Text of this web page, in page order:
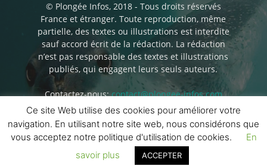
© Plongée Infos, 2018 - Tous droits réservés
France et étranger. Toute reproduction, même
partielle, des textes ou illustrations est interdite
sauf accord écrit de la rédaction. La rédaction
n’est pas responsable des textes et illustrations
publiés, qui engagent leurs seuls auteurs.
Contactez-nous:contact@plongee-infos.com
Ce site Web utilise des cookies pour améliorer votre
navigation. En utilisant notre site web, nous considérons que
vous acceptez notre politique d'utilisation de cookies.
En
savoir plus
ACCEPTER